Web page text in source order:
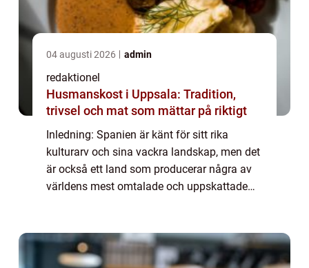
04 augusti 2026 admin
redaktionel
Husmanskost i Uppsala: Tradition,
trivsel och mat som mättar på riktigt
Inledning: Spanien är känt för sitt rika
kulturarv och sina vackra landskap, men det
är också ett land som producerar några av
världens mest omtalade och uppskattade